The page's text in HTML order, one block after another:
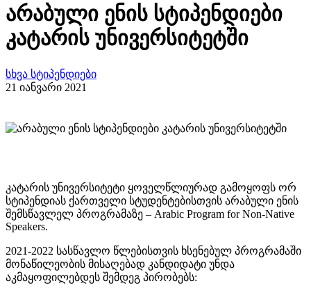
არაბული ენის სტიპენდიები
კატარის უნივერსიტეტში
სხვა სტიპენდიები
21 იანვარი 2021
კატარის უნივერსიტეტი ყოველწლიურად გამოყოფს ორ
სტიპენდიას ქართველი სტუდენტებისთვის არაბული ენის
შემსწავლელ პროგრამაზე – Arabic Program for Non-Native
Speakers.
2021-2022 სასწავლო წლებისთვის ხსენებულ პროგრამაში
მონაწილეობის მისაღებად კანდიდატი უნდა
აკმაყოფილებდეს შემდეგ პირობებს: